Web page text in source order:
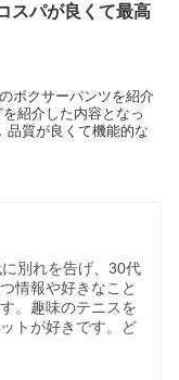
スパが良くて最高
ボクサーパンツを紹介
紹介した内容となっ
品質が良くて機能的な
別れを告げ、30代
情報や好きなこと
。趣味のテニスを
トが好きです。ど